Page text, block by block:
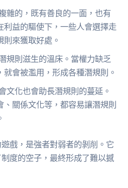
雜的，既有善良的一面，也有
利益的驅使下，一些人會選擇走
來獲取好處。
規則滋生的溫床。當權力缺乏
就會被濫用，形成各種潛規則。
文化也會助長潛規則的蔓延。
、關係文化等，都容易讓潛規則
戲，是強者對弱者的剝削。它
度的空子，最終形成了難以撼